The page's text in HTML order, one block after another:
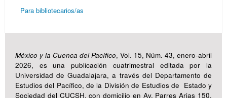
Para bibliotecarios/as
México y la Cuenca del Pacífico, Vol. 15, Núm. 43, enero-abril
2026, es una publicación cuatrimestral editada por la
Universidad de Guadalajara, a través del Departamento de
Estudios del Pacífico, de la División de Estudios de Estado y
Sociedad del CUCSH, con domicilio en Av. Parres Arias 150,